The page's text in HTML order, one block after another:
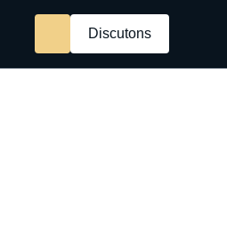
Discutons